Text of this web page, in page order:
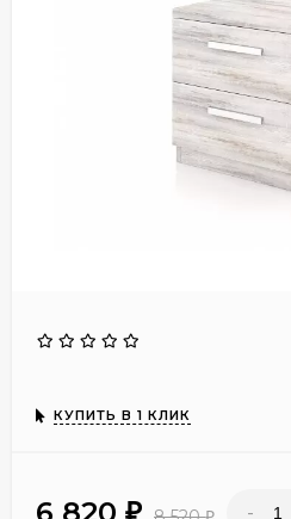
КУПИТЬ В 1 КЛИК
₽ ₽ -